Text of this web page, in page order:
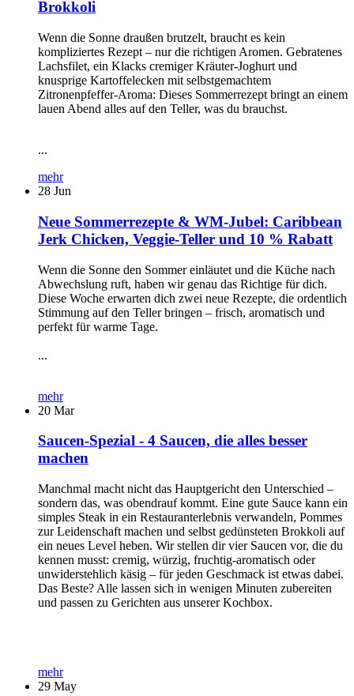
Brokkoli
Wenn die Sonne draußen brutzelt, braucht es kein
kompliziertes Rezept – nur die richtigen Aromen. Gebratenes
Lachsfilet, ein Klacks cremiger Kräuter-Joghurt und
knusprige Kartoffelecken mit selbstgemachtem
Zitronenpfeffer-Aroma: Dieses Sommerrezept bringt an einem
lauen Abend alles auf den Teller, was du brauchst.
...
mehr
28 Jun
Neue Sommerrezepte & WM-Jubel: Caribbean
Jerk Chicken, Veggie-Teller und 10 % Rabatt
Wenn die Sonne den Sommer einläutet und die Küche nach
Abwechslung ruft, haben wir genau das Richtige für dich.
Diese Woche erwarten dich zwei neue Rezepte, die ordentlich
Stimmung auf den Teller bringen – frisch, aromatisch und
perfekt für warme Tage.
...
mehr
20 Mar
Saucen-Spezial - 4 Saucen, die alles besser
machen
Manchmal macht nicht das Hauptgericht den Unterschied –
sondern das, was obendrauf kommt. Eine gute Sauce kann ein
simples Steak in ein Restauranterlebnis verwandeln, Pommes
zur Leidenschaft machen und selbst gedünsteten Brokkoli auf
ein neues Level heben. Wir stellen dir vier Saucen vor, die du
kennen musst: cremig, würzig, fruchtig-aromatisch oder
unwiderstehlich käsig – für jeden Geschmack ist etwas dabei.
Das Beste? Alle lassen sich in wenigen Minuten zubereiten
und passen zu Gerichten aus unserer Kochbox.
mehr
29 May